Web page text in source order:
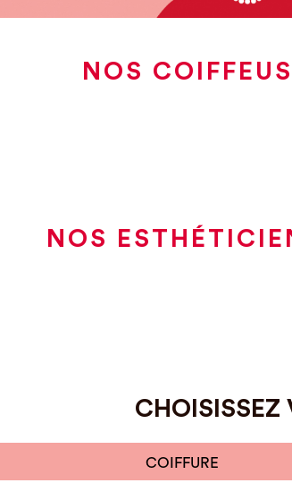
NOS
NOS
CHOISISSEZ
COIFFURE